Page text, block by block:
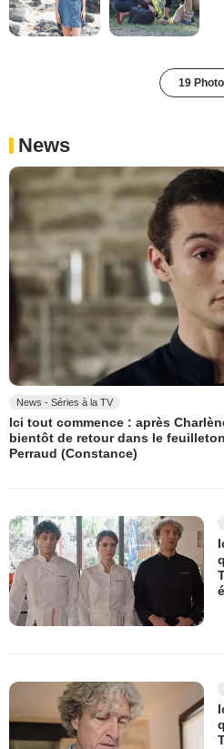
19
News
News - Séries à la TV
Ici tout commence : après
bientôt de retour dans le
Perraud (Constance)